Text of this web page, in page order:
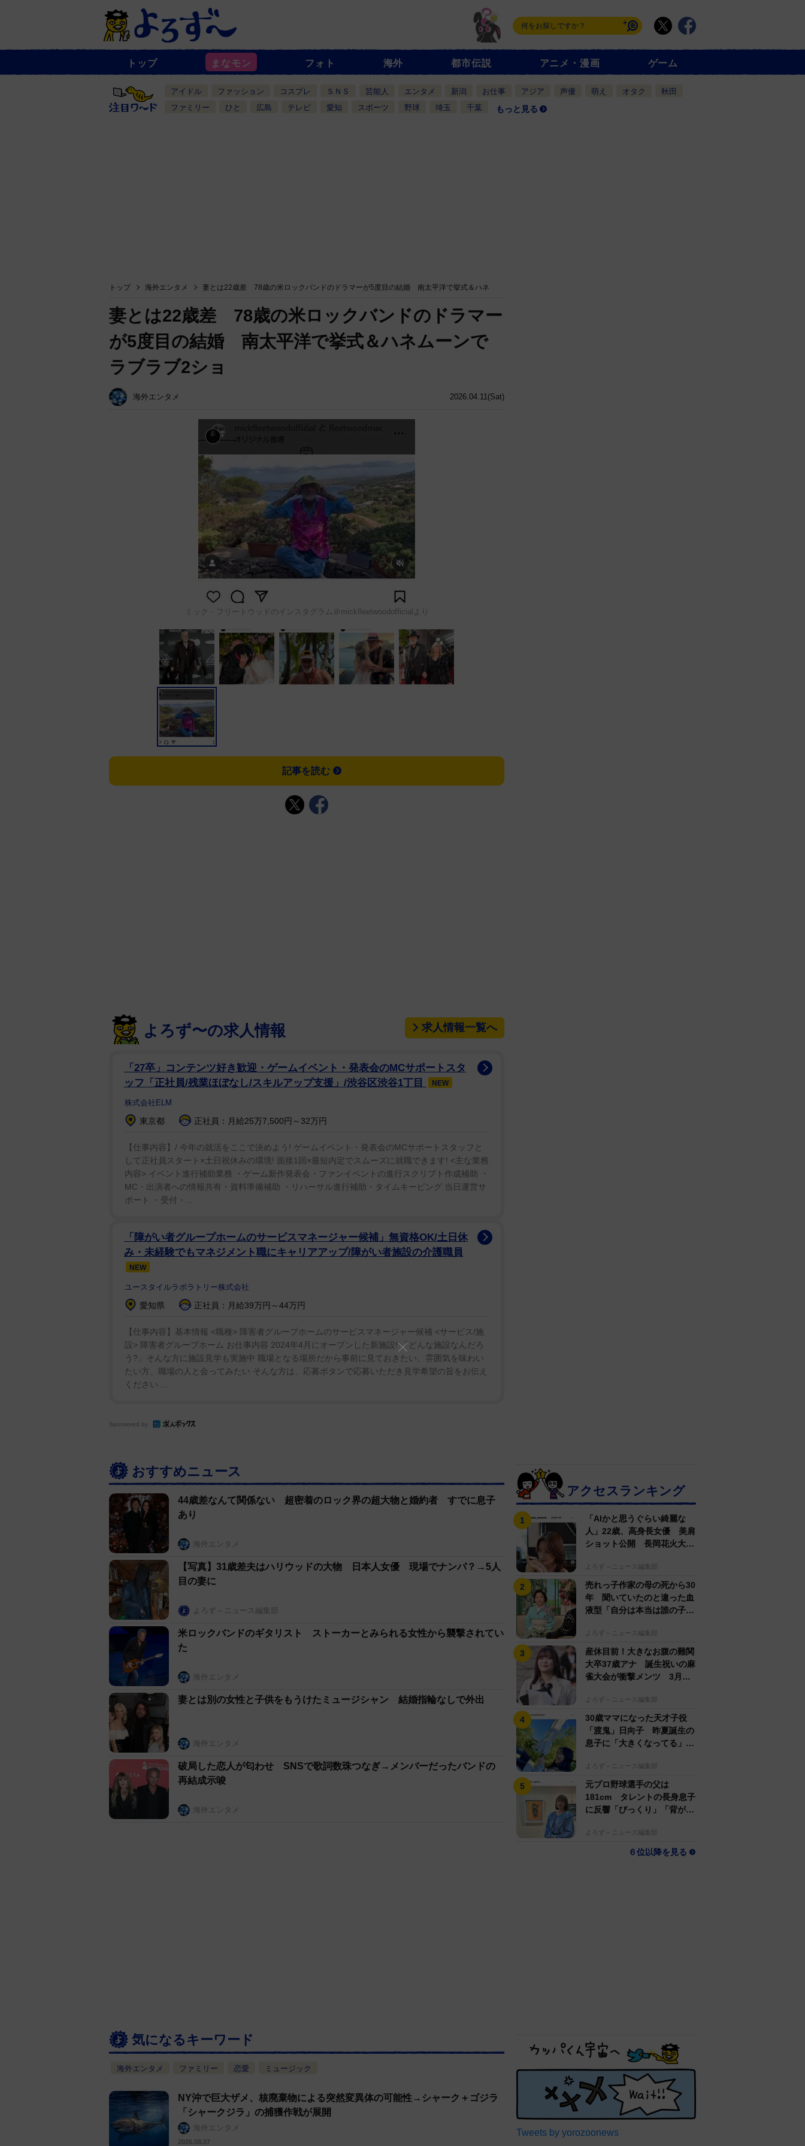
ュ
一
覧
トップ まなモン フォト 海外 都市伝説 アニメ・漫画 ゲーム
アイドル ファッション コスプレ ＳＮＳ 芸能人 エンタメ 新潟 お仕事 アジア 声優 萌え オタク
秋田
ファミリー
ひと 広島 テレビ 愛知 スポーツ 野球 埼玉 千葉 もっと見る
トップ 海外エンタメ 妻とは22歳差 78歳の米ロックバンドのドラマーが5度目の結婚 南太平洋で挙式＆ハネ
2026.04.11(Sat)
妻とは22歳差 78歳の米ロックバンドのドラマー
が5度目の結婚 南太平洋で挙式＆ハネムーンで
ラブラブ2ショ
海外エンタメ
ミック・フリートウッドのインスタグラム＠mickfleetwoodofficialより
記事を読む
よろず〜の求人情報 求人情報一覧へ
「27卒」コンテンツ好き歓迎・ゲームイベント・発表会のMCサポートスタ
ッフ「正社員/残業ほぼなし/スキルアップ支援」/渋谷区渋谷1丁目
NEW
株式会社ELM
東京都 正社員：月給25万7,500円～32万円
【仕事内容】/ 今年の就活をここで決めよう! ゲームイベント・発表会のMCサポートスタッフと
して正社員スタート×土日祝休みの環境! 面接1回×最短内定でスムーズに就職できます! <主な業務
内容> イベント進行補助業務 ・ゲーム新作発表会・ファンイベントの進行スクリプト作成補助 ・
MC・出演者への情報共有・資料準備補助 ・リハーサル進行補助・タイムキーピング 当日運営サ
ポート ・受付・...
「障がい者グループホームのサービスマネージャー候補」無資格OK/土日休
み・未経験でもマネジメント職にキャリアアップ/障がい者施設の介護職員
NEW
ユースタイルラボラトリー株式会社
愛知県 正社員：月給39万円～44万円
【仕事内容】基本情報 <職種> 障害者グループホームのサービスマネージャー候補 <サービス/施
設> 障害者グループホーム お仕事内容 2024年4月にオープンした新施設! 「どんな施設なんだろ
う?」そんな方に施設見学も実施中 職場となる場所だから事前に見ておきたい、雰囲気を味わい
たい方、職場の人と会ってみたい そんな方は、応募ボタンで応募いただき見学希望の旨をお伝え
ください ...
Sponsored by
おすすめニュース
44歳差なんて関係ない 超密着のロック界の超大物と婚約者 すでに息子
あり
海外エンタメ
【写真】31歳差夫はハリウッドの大物 日本人女優 現場でナンパ？→5人
目の妻に
よろず～ニュース編集部
米ロックバンドのギタリスト ストーカーとみられる女性から襲撃されてい
た
海外エンタメ
妻とは別の女性と子供をもうけたミュージシャン 結婚指輪なしで外出
海外エンタメ
破局した恋人が匂わせ SNSで歌詞数珠つなぎ→メンバーだったバンドの
再結成示唆
海外エンタメ
気になるキーワード
海外エンタメ ファミリー 恋愛 ミュージック
NY沖で巨大ザメ、核廃棄物による突然変異体の可能性→シャーク＋ゴジラ
「シャークジラ」の捕獲作戦が展開
海外エンタメ
2026.08.07
アクセスランキング
「AIかと思うぐらい綺麗な
人」22歳、高身長女優 美肩
ショット公開 長岡花火大会
よろず～ニュース編集部
売れっ子作家の母の死から30
年 聞いていたのと違った血
液型「自分は本当は誰の子
よろず～ニュース編集部
産休目前！大きなお腹の難関
大卒37歳アナ 誕生祝いの麻
雀大会が衝撃メンツ 3月に
よろず～ニュース編集部
30歳ママになった天才子役
「渡鬼」日向子 昨夏誕生の
息子に「大きくなってる」愛
よろず～ニュース編集部
元プロ野球選手の父は
181cm タレントの長身息子
に反響「びっくり」「背が高
よろず～ニュース編集部
６位以降を見る
Tweets by yorozoonews